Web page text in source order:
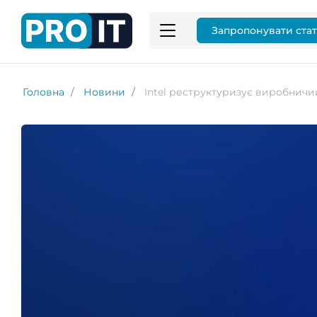
Запропонувати
Головна Новини